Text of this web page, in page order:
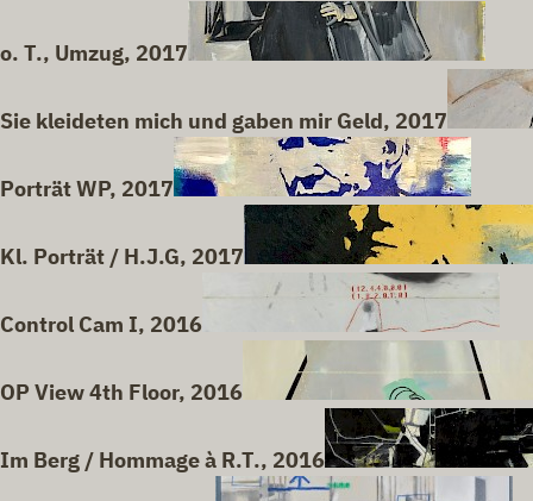
o. T., Umzug, 2017
Sie kleideten mich und gaben mir Geld, 2017
Porträt WP, 2017
Kl. Porträt / H.J.G, 2017
Control Cam I, 2016
OP View 4th Floor, 2016
Im Berg / Hommage à R.T., 2016